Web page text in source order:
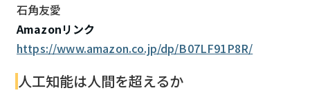
石角友愛
Amazonリンク
https://www.amazon.co.jp/dp/B07LF91P8R/
人工知能は人間を超えるか